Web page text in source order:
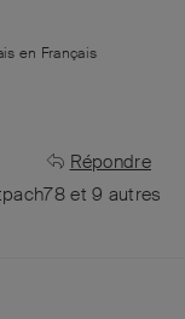
en Français
Répondre
et9 autres